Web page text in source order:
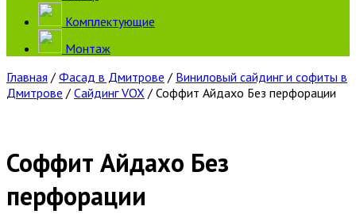
Комплектующие
Монтаж
Главная / Фасад в Дмитрове / Виниловый сайдинг и софиты в
Дмитрове / Сайдинг VOX / Соффит Айдахо Без перфорации
Соффит Айдахо Без
перфорации